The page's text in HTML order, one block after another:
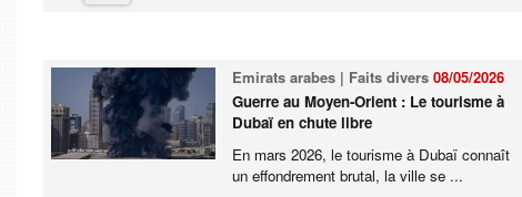
Emirats arabes | Faits divers08/05/2026
Guerre au Moyen-Orient : Le tourisme à
Dubaï en chute libre
En mars 2026, le tourisme à Dubaï connaît
un effondrement brutal, la ville se ...